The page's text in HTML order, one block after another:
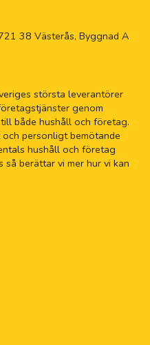
38 Västerås, Byggnad A
största leverantörer
genom
både hushåll och företag.
personligt bemötande
hushåll och företag
berättar vi mer hur vi kan